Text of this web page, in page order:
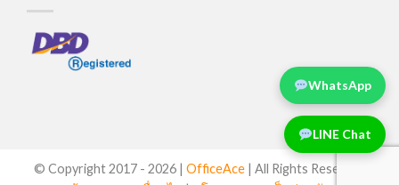
© Copyright 2017 - 2026 | OfficeAce | All Rights Reserved
LINE Chat
WhatsApp